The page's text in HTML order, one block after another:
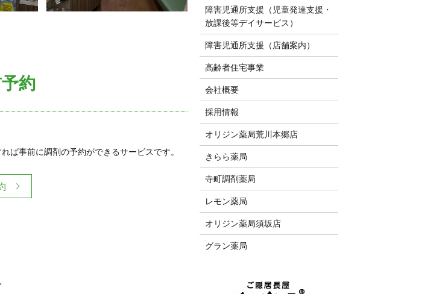
約
ば事前に調剤の予約ができるサービスです。
障害児通所支援（児童発達支援・
放課後等デイサービス）
障害児通所支援（店舗案内）
高齢者住宅事業
会社概要
採用情報
オリジン薬局荒川本郷店
きらら薬局
寺町調剤薬局
レモン薬局
オリジン薬局須坂店
グラン薬局